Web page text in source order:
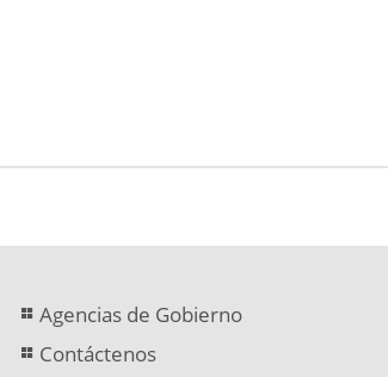
Agencias de Gobierno
Contáctenos